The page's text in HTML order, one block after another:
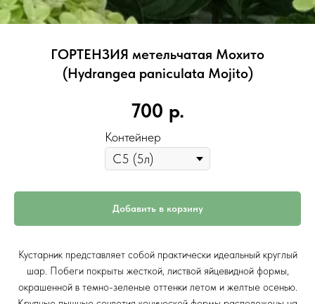
ГОРТЕНЗИЯ метельчатая Мохито
(Hydrangea paniculata Mojito)
700 р.
Контейнер
Добавить в корзину
Кустарник представляет собой практически идеальный круглый
шар. Побеги покрыты жесткой, листвой яйцевидной формы,
окрашенной в темно-зеленые оттенки летом и желтые осенью.